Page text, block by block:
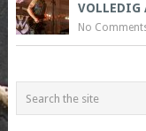
VOLLEDIG
No